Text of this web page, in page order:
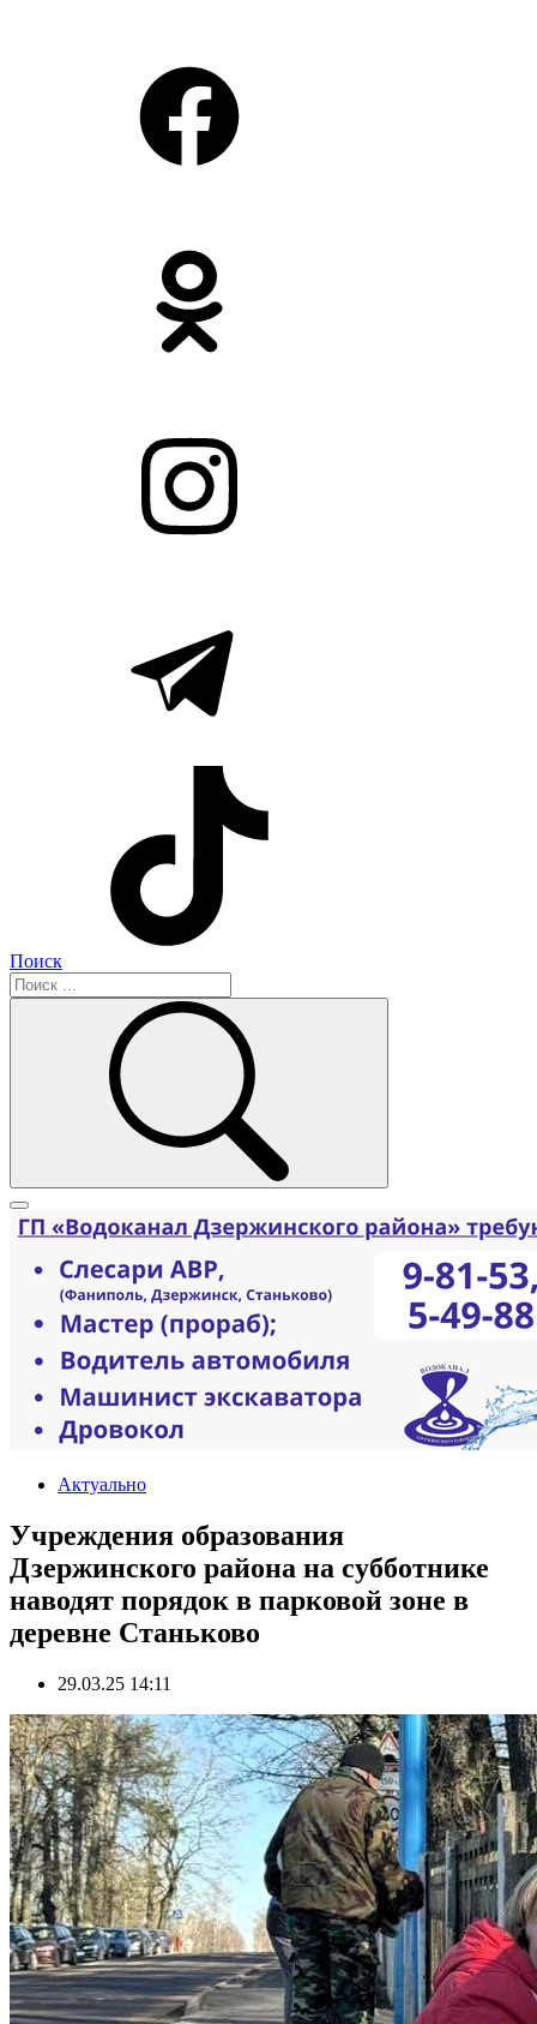
Поиск
Актуально
Учреждения образования
Дзержинского района на субботнике
наводят порядок в парковой зоне в
деревне Станьково
29.03.25 14:11